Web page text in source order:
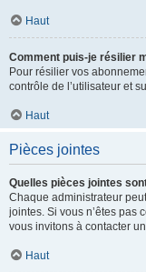
Haut
Comment puis-je résilier
Pour résilier vos
contrôle de l’utilisateur et
Haut
Pièces jointes
Quelles pièces jointes
Chaque administrateur
jointes. Si vous n’êtes pas
vous invitons à contacter
Haut